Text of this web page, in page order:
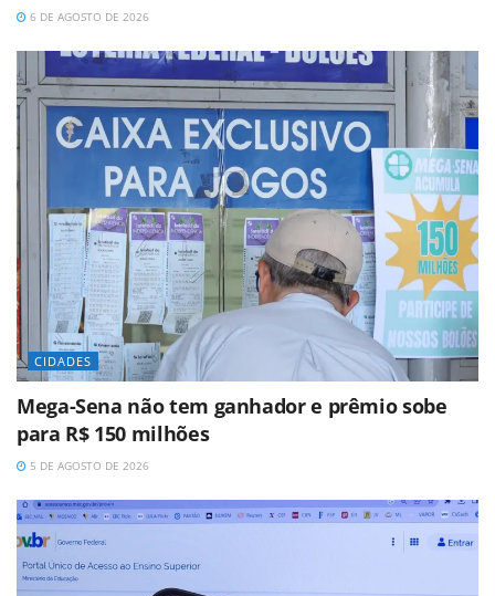
6 DE AGOSTO DE 2026
CIDADES
Mega-Sena não tem ganhador e prêmio sobe
para R$ 150 milhões
5 DE AGOSTO DE 2026